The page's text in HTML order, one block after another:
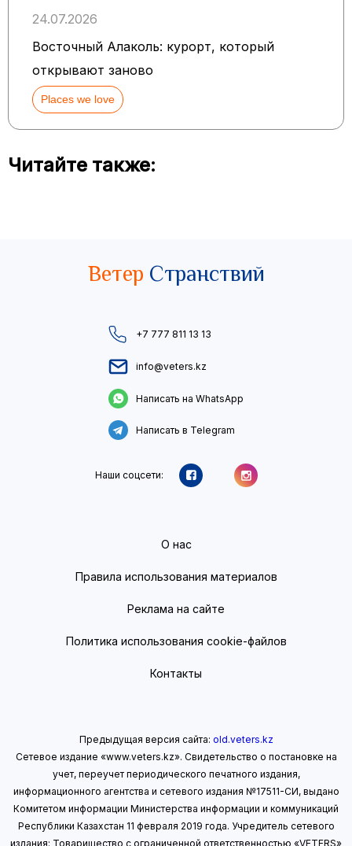
24.07.2026
Восточный Алаколь: курорт, который
открывают заново
Places we love
Читайте также:
Ветер Странствий
+7 777 811 13 13
info@veters.kz
Написать на WhatsApp
Написать в Telegram
Наши соцсети:
О нас
Правила использования материалов
Реклама на сайте
Политика использования cookie-файлов
Контакты
Предыдущая версия сайта: old.veters.kz
Сетевое издание «www.veters.kz». Свидетельство о постановке на
учет, переучет периодического печатного издания,
информационного агентства и сетевого издания №17511-СИ, выдано
Комитетом информации Министерства информации и коммуникаций
Республики Казахстан 11 февраля 2019 года. Учредитель сетевого
издания: Товарищество с ограниченной ответственностью «VETERS»